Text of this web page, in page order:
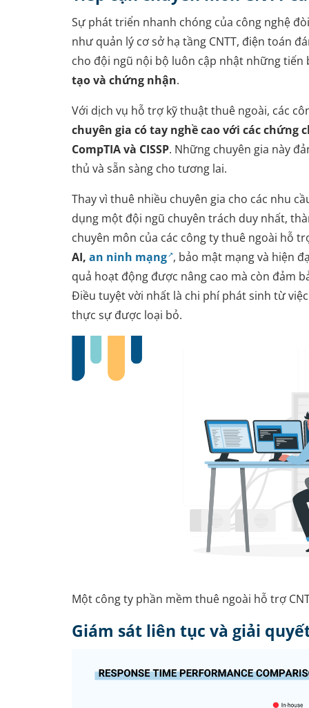
Sự phát triển nhanh chóng của công nghệ
như quản lý cơ sở hạ tầng CNTT, điện toán
cho đội ngũ nội bộ luôn cập nhật những tiến
tạo và chứng nhận.
Với dịch vụ hỗ trợ kỹ thuật thuê ngoài, các
chuyên gia có tay nghề cao với các
CompTIA và CISSP. Những chuyên gia này
thủ và sẵn sàng cho tương lai.
Thay vì thuê nhiều chuyên gia cho các nhu
dụng một đội ngũ chuyên trách duy nhất,
chuyên môn của các công ty thuê ngoài hỗ
AI, an ninh mạng , bảo mật mạng và hiện
quả hoạt động được nâng cao mà còn đảm
Điều tuyệt vời nhất là chi phí phát sinh từ
thực sự được loại bỏ.
Một công ty phần mềm thuê ngoài hỗ trợ
Giám sát liên tục và giải